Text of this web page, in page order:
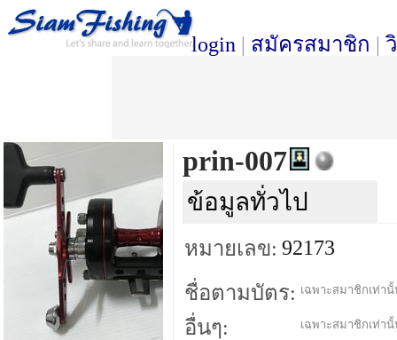
login | สมัครสมาชิก |
prin-007
ข้อมูลทั่วไป
หมายเลข: 92173
ชื่อตามบัตร: เฉพาะสมาชิกเท่า
อื่นๆ: เฉพาะสมาชิกเท่า